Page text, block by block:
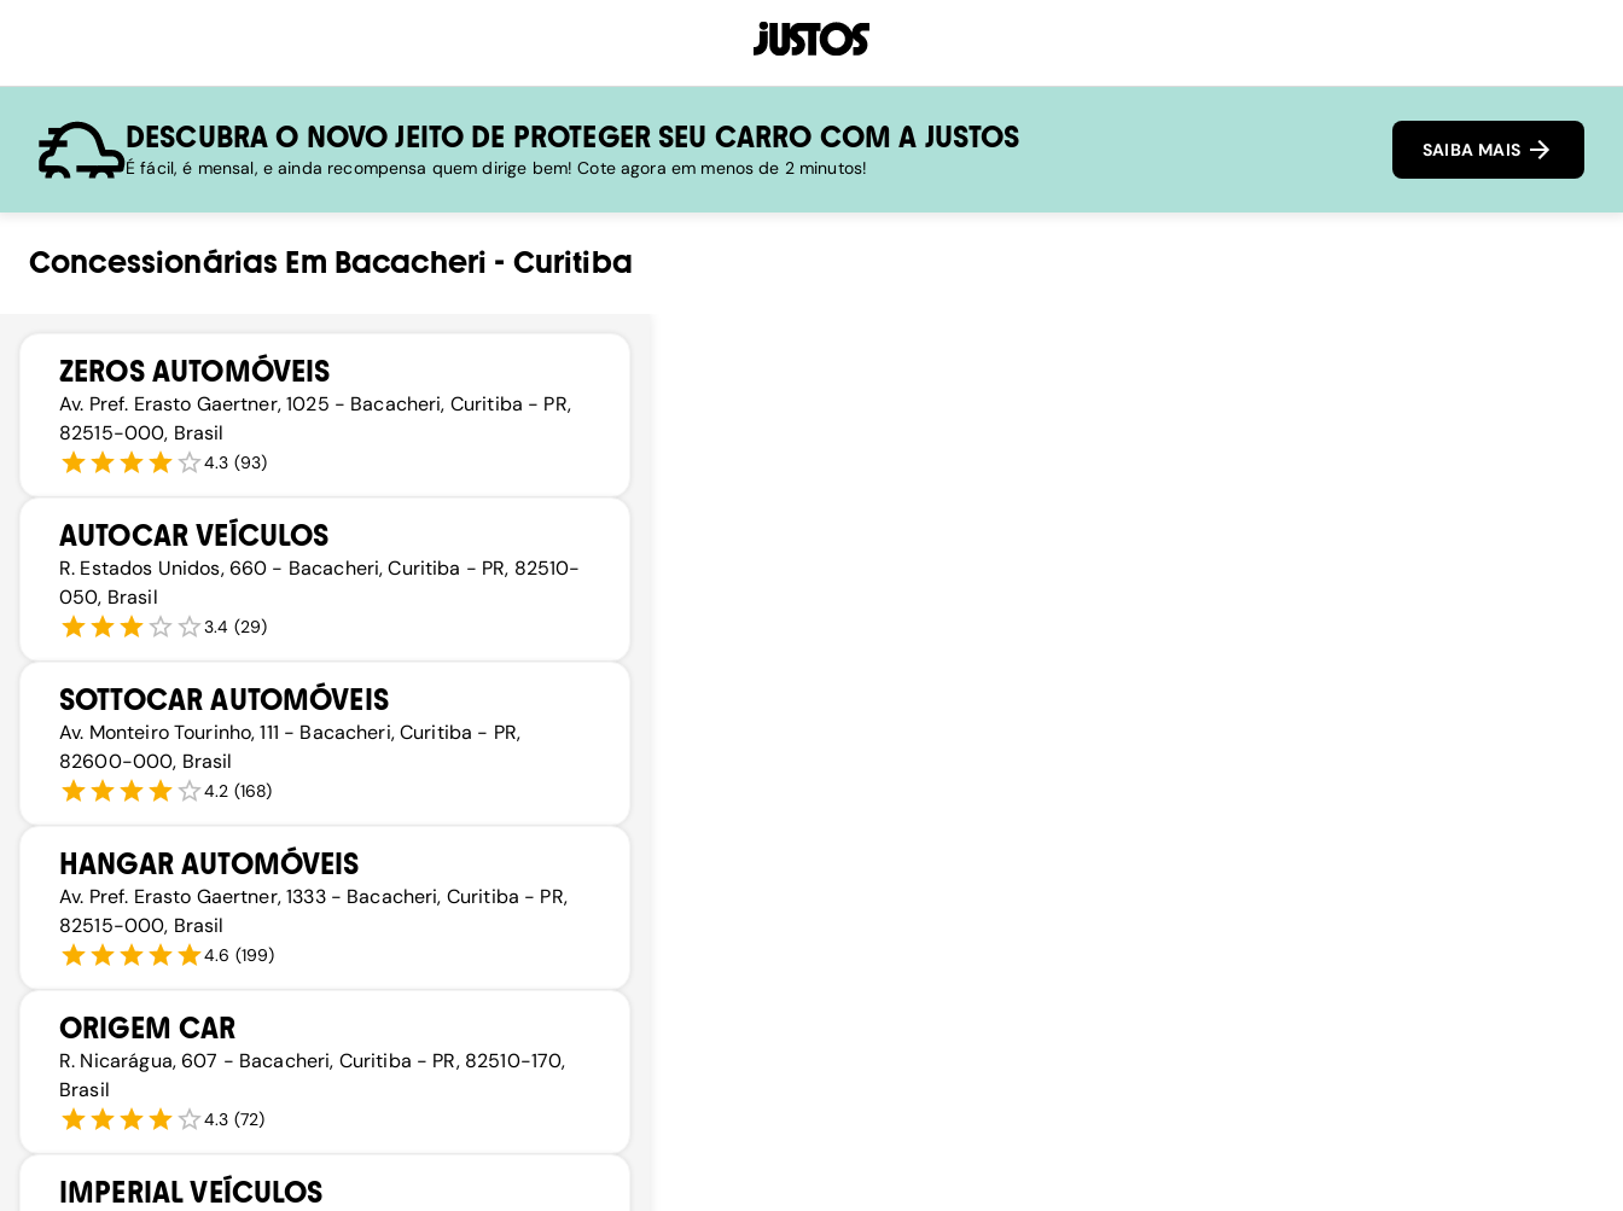
DESCUBRA O NOVO JEITO DE PROTEGER SEU CARRO COM A JUSTOS
É fácil, é mensal, e ainda recompensa quem dirige bem! Cote agora em menos de 2 minutos!
SAIBA MAIS
Concessionárias Em Bacacheri - Curitiba
ZEROS AUTOMÓVEIS
Av. Pref. Erasto Gaertner, 1025 - Bacacheri, Curitiba - PR,
82515-000, Brasil
4.3 (93)
AUTOCAR VEÍCULOS
R. Estados Unidos, 660 - Bacacheri, Curitiba - PR, 82510-
050, Brasil
3.4 (29)
SOTTOCAR AUTOMÓVEIS
Av. Monteiro Tourinho, 111 - Bacacheri, Curitiba - PR,
82600-000, Brasil
4.2 (168)
HANGAR AUTOMÓVEIS
Av. Pref. Erasto Gaertner, 1333 - Bacacheri, Curitiba - PR,
82515-000, Brasil
4.6 (199)
ORIGEM CAR
R. Nicarágua, 607 - Bacacheri, Curitiba - PR, 82510-170,
Brasil
4.3 (72)
IMPERIAL VEÍCULOS